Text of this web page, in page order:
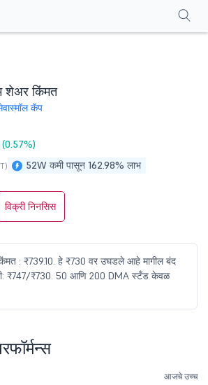
शेअर किंमत
स्मॉल कॅप
(0.57%)
52W कमी पासून 162.98% लाभ
विक्री निनसिस
: ₹739.10. हे ₹730 वर उघडले आहे मागील बंद
₹747/₹730. 50 आणि 200 DMA स्टँड केवळ
एफएक्यू
आजचे उच्च